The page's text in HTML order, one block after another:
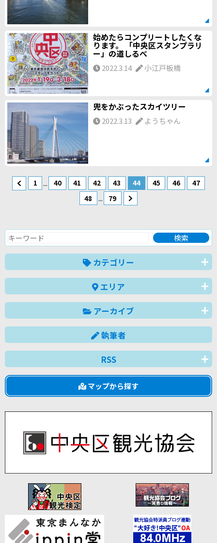
始めたらコンプリートしたくな
ります。 「中央区スタンプラリ
ー」の道しるべ
2022.3.14 小江戸板橋
兜をかぶったスカイツリー
2022.3.13 ようちゃん
1 ... 40 41 42 43 44 45 46
47
48
... 79
カテゴリー
エリア
アーカイブ
執筆者
RSS
マップから探す